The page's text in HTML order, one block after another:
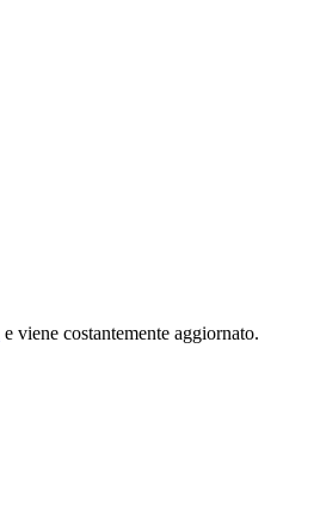
e viene costantemente aggiornato.